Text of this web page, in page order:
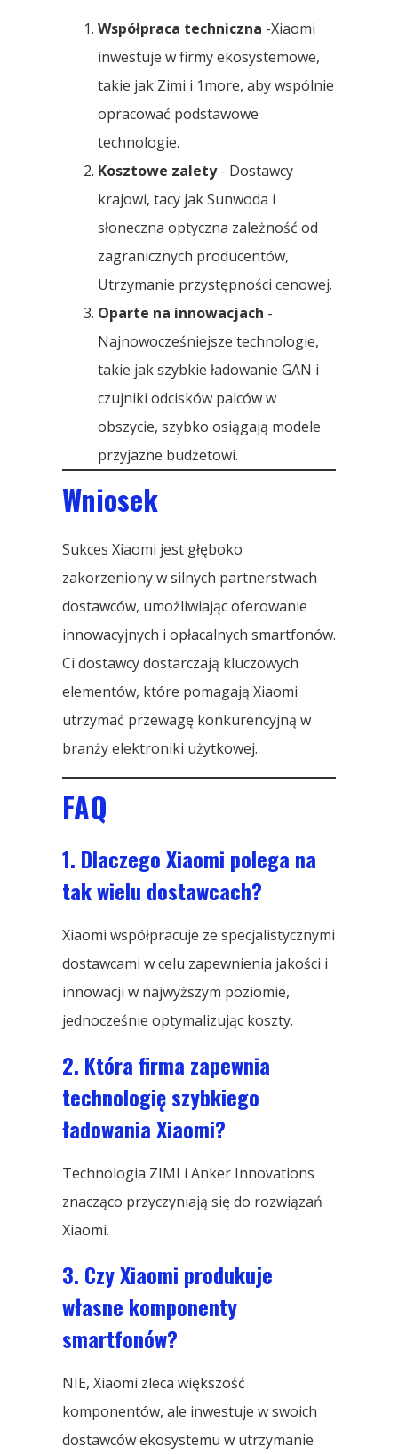
Współpraca techniczna -Xiaomi
inwestuje w firmy ekosystemowe,
takie jak Zimi i 1more, aby wspólnie
opracować podstawowe
technologie.
Kosztowe zalety- Dostawcy
krajowi, tacy jak Sunwoda i
słoneczna optyczna zależność od
zagranicznych producentów,
Utrzymanie przystępności cenowej.
Oparte na innowacjach -
Najnowocześniejsze technologie,
takie jak szybkie ładowanie GAN i
czujniki odcisków palców w
obszycie, szybko osiągają modele
przyjazne budżetowi.
Wniosek
Sukces Xiaomi jest głęboko
zakorzeniony w silnych partnerstwach
dostawców, umożliwiając oferowanie
innowacyjnych i opłacalnych smartfonów.
Ci dostawcy dostarczają kluczowych
elementów, które pomagają Xiaomi
utrzymać przewagę konkurencyjną w
branży elektroniki użytkowej.
FAQ
1. Dlaczego Xiaomi polega na
tak wielu dostawcach?
Xiaomi współpracuje ze specjalistycznymi
dostawcami w celu zapewnienia jakości i
innowacji w najwyższym poziomie,
jednocześnie optymalizując koszty.
2. Która firma zapewnia
technologię szybkiego
ładowania Xiaomi?
Technologia ZIMI i Anker Innovations
znacząco przyczyniają się do rozwiązań
Xiaomi.
3. Czy Xiaomi produkuje
własne komponenty
smartfonów?
NIE, Xiaomi zleca większość
komponentów, ale inwestuje w swoich
dostawców ekosystemu w utrzymanie